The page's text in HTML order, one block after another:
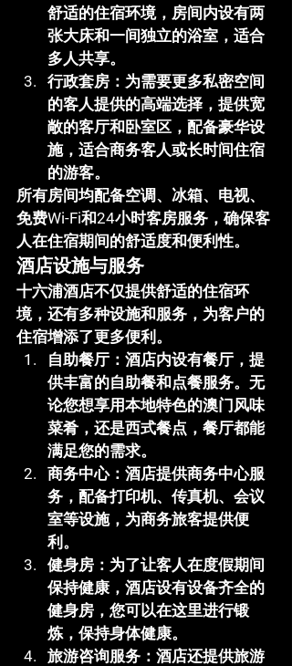
舒适的住宿环境，房间内设有两
张大床和一间独立的浴室，适合
多人共享。
行政套房 ：为需要更多私密空间
的客人提供的高端选择，提供宽
敞的客厅和卧室区，配备豪华设
施，适合商务客人或长时间住宿
的游客。
所有房间均配备空调、冰箱、电视、
免费Wi-Fi和24小时客房服务，确保客
人在住宿期间的舒适度和便利性。
酒店设施与服务
十六浦酒店不仅提供舒适的住宿环
境，还有多种设施和服务，为客户的
住宿增添了更多便利。
自助餐厅 ：酒店内设有餐厅，提
供丰富的自助餐和点餐服务。无
论您想享用本地特色的澳门风味
菜肴，还是西式餐点，餐厅都能
满足您的需求。
商务中心：酒店提供商务中心服
务，配备打印机、传真机、会议
室等设施，为商务旅客提供便
利。
健身房 ：为了让客人在度假期间
保持健康，酒店设有设备齐全的
健身房，您可以在这里进行锻
炼，保持身体健康。
旅游咨询服务 ：酒店还提供旅游